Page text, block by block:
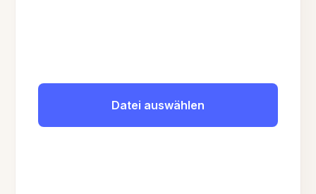
Datei auswählen